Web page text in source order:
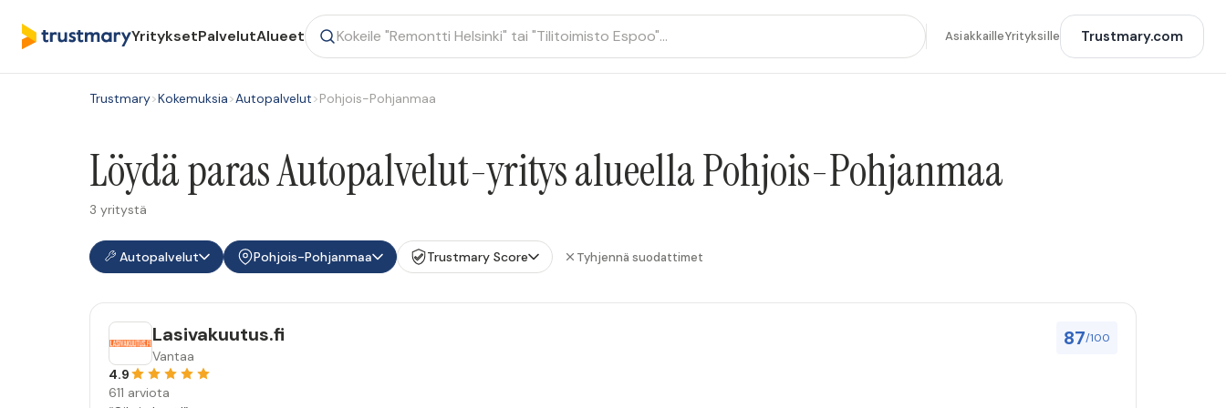
YrityksetPalvelutAlueet AsiakkailleYrityksille Trustmary.com
Trustmary>Kokemuksia>Autopalvelut>Pohjois-Pohjanmaa
Löydä paras Autopalvelut-yritys alueella Pohjois-Pohjanmaa
3 yritystä
Autopalvelut Pohjois-Pohjanmaa Trustmary Score Tyhjennä suodattimet
87/100
Lasivakuutus.fi
Vantaa
4.9
611 arviota